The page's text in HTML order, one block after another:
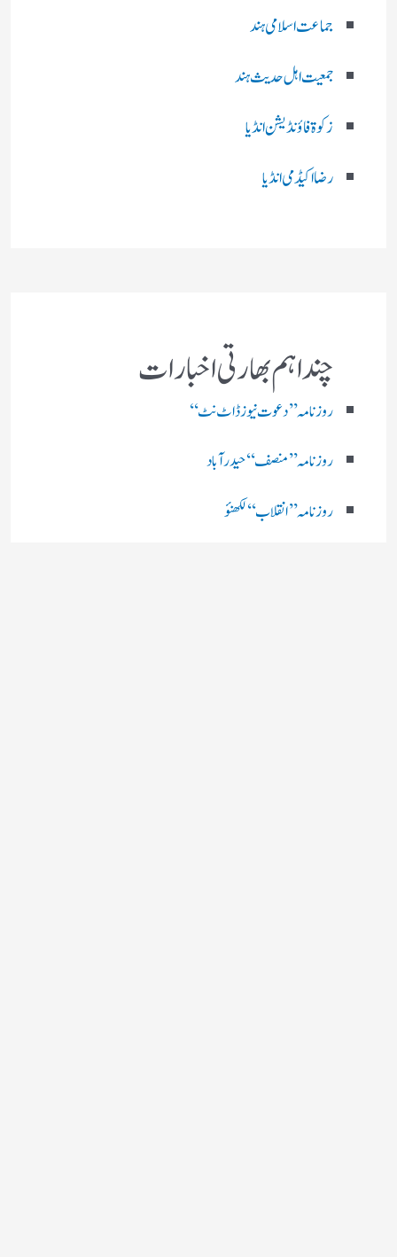
جماعت اسلامی ہند
جمعیت اہل حدیث ہند
زکوۃ فاؤنڈیشن انڈیا
رضا اکیڈمی انڈیا
چند اہم بھارتی اخبارات
روز نامہ ’’ دعوت نیوز ڈاٹ نٹ‘‘
روزنامہ ’’ منصف‘‘ حیدر آباد
روزنامہ ’’ انقلاب‘‘ لکھنؤ